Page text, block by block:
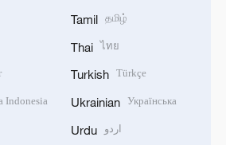
Indonesia
Tamil தமிழ்
Thai ไทย
Turkish Türkçe
Ukrainian Українська
Urdu اردو